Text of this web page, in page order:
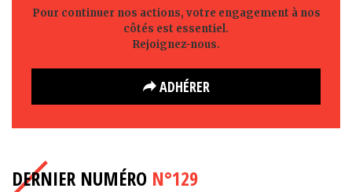
Pour continuer nos actions, votre engagement à nos
côtés est essentiel.
Rejoignez-nous.
ADHÉRER
DERNIER NUMÉRO N°129